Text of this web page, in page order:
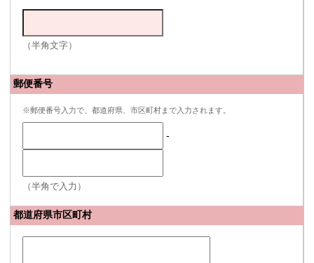
（半角文字）
郵便番号
※郵便番号入力で、都道府県、市区町村まで入力されます。
-
（半角で入力）
都道府県市区町村